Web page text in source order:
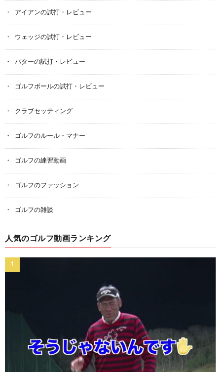
アイアンの試打・レビュー
ウェッジの試打・レビュー
パターの試打・レビュー
ゴルフボールの試打・レビュー
クラブセッティング
ゴルフのルール・マナー
ゴルフの練習動画
ゴルフのファッション
ゴルフの雑談
人気のゴルフ動画ランキング